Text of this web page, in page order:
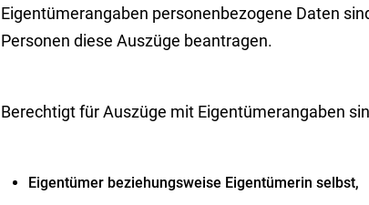
Eigentümerangaben personenbezogene Daten
Personen diese Auszüge beantragen.
Berechtigt für Auszüge mit Eigentümerangaben
Eigentümer beziehungsweise Eigentümerin selbst,